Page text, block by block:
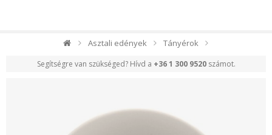
Asztali edények Tányérok
Segítségre van szükséged? Hívd a +36 1 300 9520számot.